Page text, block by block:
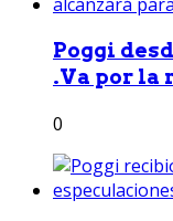
Poggi
.Va por la
0